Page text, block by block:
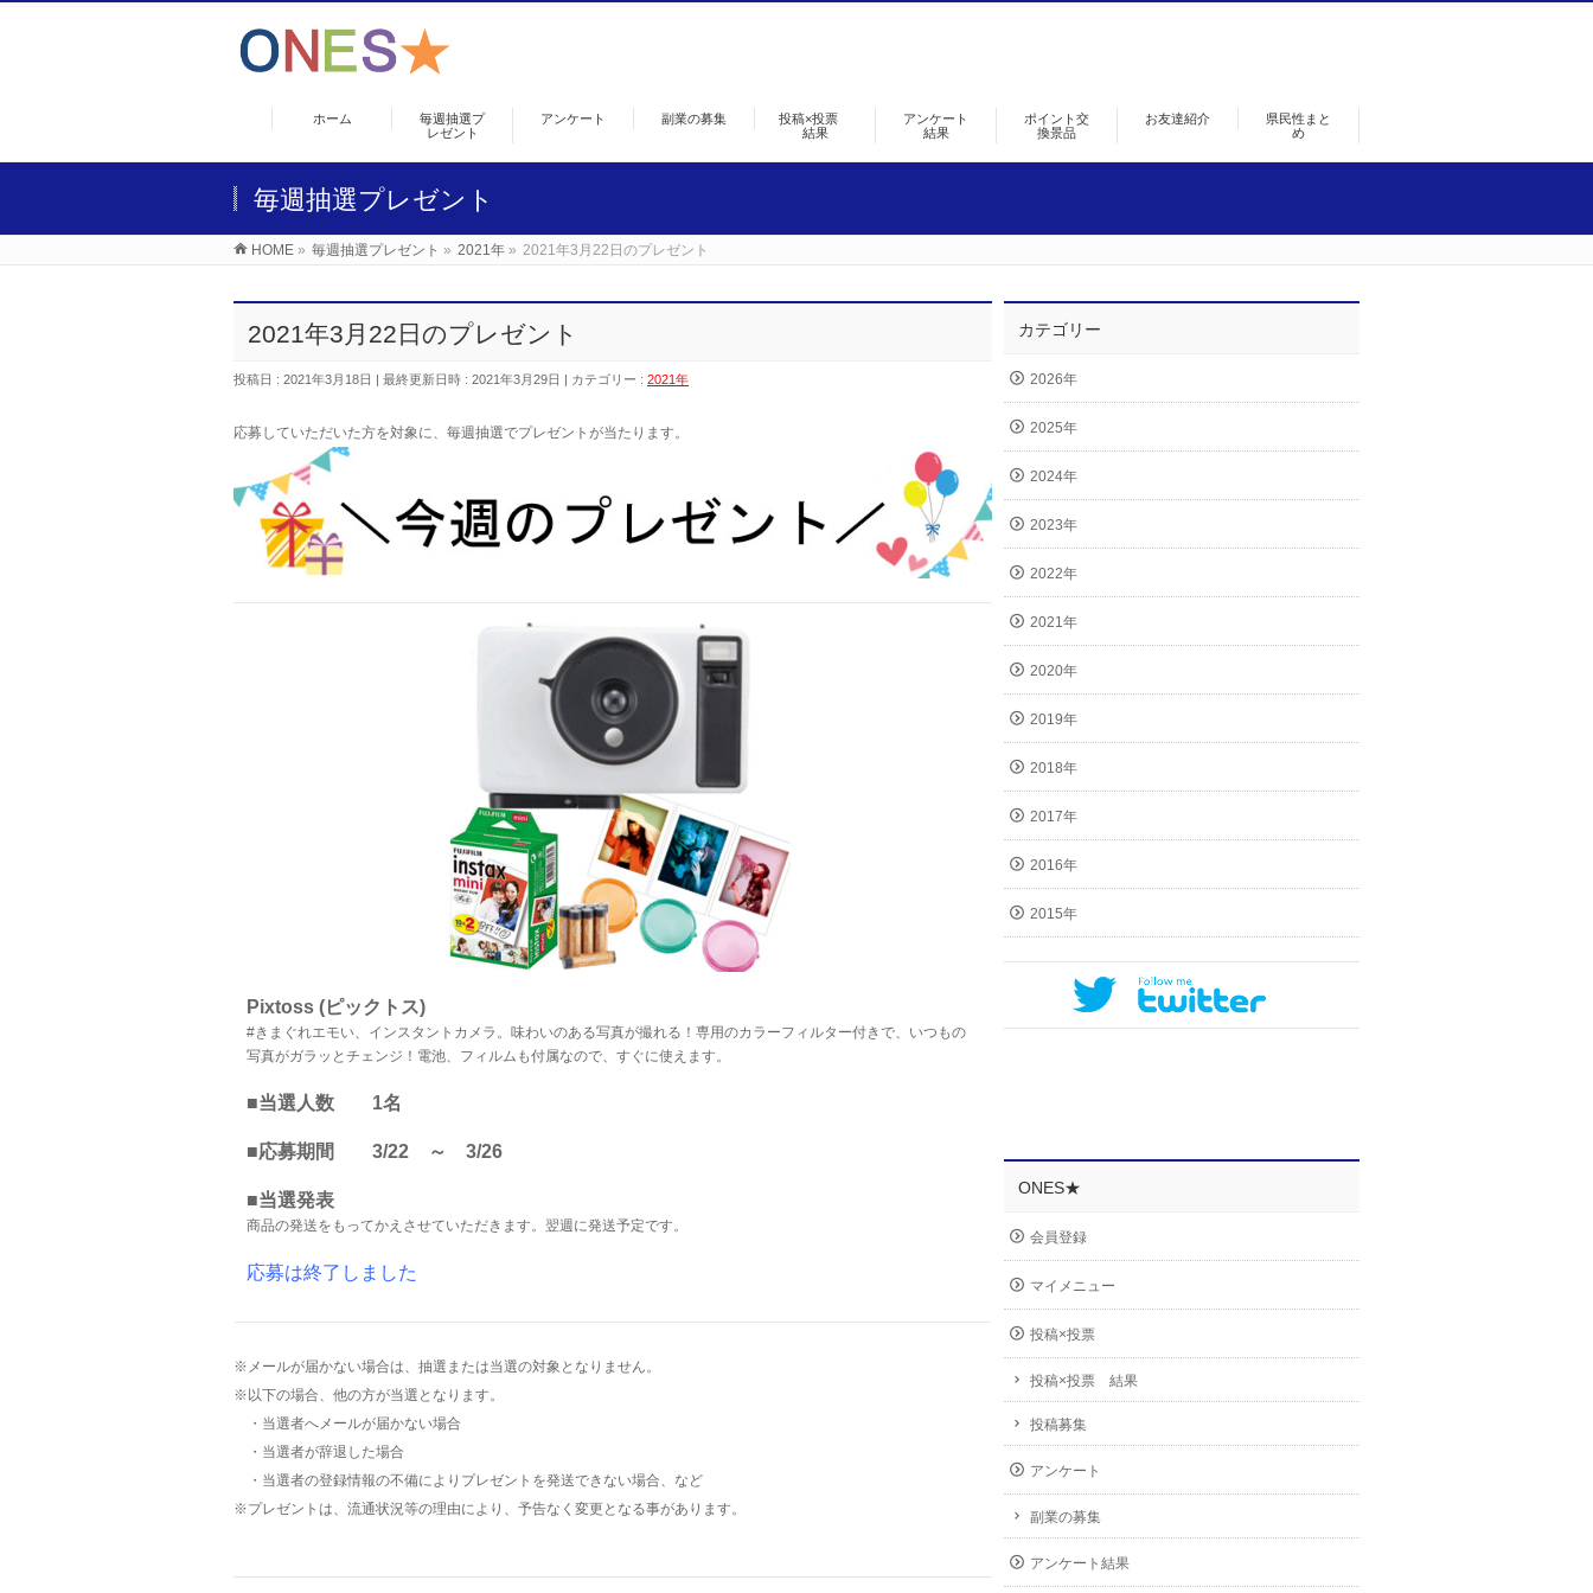
ホーム
毎週抽選プ
レゼント
アンケート 副業の募集
投稿×投票
結果
アンケート
結果
ポイント交
換景品
お友達紹介
県民性まと
め
毎週抽選プレゼント
HOME » 毎週抽選プレゼント » 2021年 » 2021年3月22日のプレゼント
2021年3月22日のプレゼント
投稿日 : 2021年3月18日 最終更新日時 : 2021年3月29日 カテゴリー : 2021年
応募していただいた方を対象に、毎週抽選でプレゼントが当たります。
Pixtoss (ピックトス)
#きまぐれエモい、インスタントカメラ。味わいのある写真が撮れる！専用のカラーフィルター付きで、いつもの
写真がガラッとチェンジ！電池、フィルムも付属なので、すぐに使えます。
■当選人数 1名
■応募期間 3/22 ～ 3/26
■当選発表
商品の発送をもってかえさせていただきます。翌週に発送予定です。
応募は終了しました
※メールが届かない場合は、抽選または当選の対象となりません。
※以下の場合、他の方が当選となります。
・当選者へメールが届かない場合
・当選者が辞退した場合
・当選者の登録情報の不備によりプレゼントを発送できない場合、など
※プレゼントは、流通状況等の理由により、予告なく変更となる事があります。
カテゴリー
2026年
2025年
2024年
2023年
2022年
2021年
2020年
2019年
2018年
2017年
2016年
2015年
ONES★
会員登録
マイメニュー
投稿×投票
投稿×投票 結果
投稿募集
アンケート
副業の募集
アンケート結果